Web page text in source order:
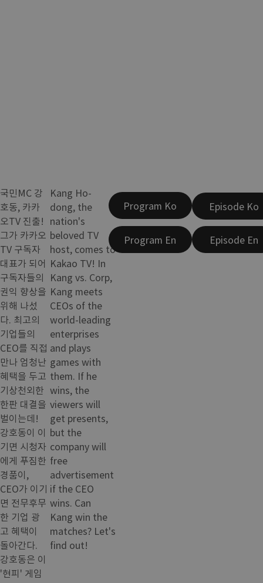
국민MC 강
호동, 카카
오TV 진출!
그가 카카오
TV 구독자
대표가 되어
구독자들의
권익 향상을
위해 나섰
다. 최고의
기업들의
CEO를 직접
만나 엄청난
혜택을 두고
기상천외한
한판 대결을
벌이는데!
강호동이 이
기면 시청자
에게 푸짐한
경품이,
CEO가 이기
면 전무후무
한 기업 광
고 혜택이
돌아간다.
강호동은 이
'현피' 게임
Kang Ho-
dong, the
nation's
beloved TV
host, comes to
Kakao TV! In
Kang vs. Corp,
Kang meets
CEOs of the
world-leading
enterprises
and plays
games with
them. If he
wins, the
viewers will
get presents,
but the
company will
free
advertisement
if the CEO
wins. Can
Kang win the
matches? Let's
find out!
Program Ko
Program En
Episode Ko
Episode En